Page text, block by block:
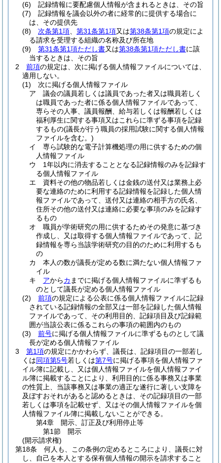
(6)
記録情報に要配慮個人情報が含まれるときは、その旨
(7)
記録情報を議会以外の者に経常的に提供する場合に
は、その提供先
(8)
次条第1項 第31条第1項又は第38条第1項の規定によ
る請求を受理する組織の名称及び所在地
(9)
第31条第1項ただし書又は第38条第1項ただし書に該
当するときは、その旨
2
前項の規定は、次に掲げる個人情報ファイルについては、
適用しない。
(1)
次に掲げる個人情報ファイル
ア
議会の議員若しくは議員であった者又は職員若しく
は職員であった者に係る個人情報ファイルであって、
専らその人事、議員報酬、給与若しくは報酬若しくは
福利厚生に関する事項又はこれらに準ずる事項を記録
するもの(議長が行う職員の採用試験に関する個人情報
ファイルを含む。)
イ
専ら試験的な電子計算機処理の用に供するための個
人情報ファイル
ウ
1年以内に消去することとなる記録情報のみを記録す
る個人情報ファイル
エ
資料その他の物品若しくは金銭の送付又は業務上必
要な連絡のために利用する記録情報を記録した個人情
報ファイルであって、送付又は連絡の相手方の氏名、
住所その他の送付又は連絡に必要な事項のみを記録す
るもの
オ
職員が学術研究の用に供するためその発意に基づき
作成し、又は取得する個人情報ファイルであって、記
録情報を専ら当該学術研究の目的のために利用するも
の
カ
本人の数が議長が定める数に満たない個人情報ファ
イル
キ
アからカ までに掲げる個人情報ファイルに準ずるも
のとして議長が定める個人情報ファイル
(2)
前項の規定による公表に係る個人情報ファイルに記録
されている記録情報の全部又は一部を記録した個人情報
ファイルであって、その利用目的、記録項目及び記録範
囲が当該公表に係るこれらの事項の範囲内のもの
(3)
前号に掲げる個人情報ファイルに準ずるものとして議
長が定める個人情報ファイル
3
第1項の規定にかかわらず、議長は、記録項目の一部若し
くは同項第5号若しくは第7号に掲げる事項を個人情報ファ
イル簿に記載し、又は個人情報ファイルを個人情報ファイ
ル簿に掲載することにより、利用目的に係る事務又は事業
の性質上、当該事務又は事業の適正な遂行に著しい支障を
及ぼすおそれがあると認めるときは、その記録項目の一部
若しくは事項を記載せず、又はその個人情報ファイルを個
人情報ファイル簿に掲載しないことができる。
第4章
開示、訂正及び利用停止等
第1節
開示
(開示請求権)
第18条
何人も、この条例の定めるところにより、議長に対
し、自己を本人とする保有個人情報の開示を請求すること